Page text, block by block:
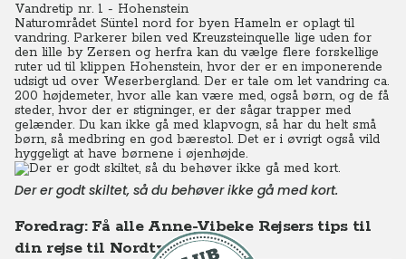
Vandretip nr. 1 - Hohenstein
Naturområdet Süntel nord for byen Hameln er oplagt til
vandring. Parkerer bilen ved Kreuzsteinquelle lige uden for
den lille by Zersen og herfra kan du vælge flere forskellige
ruter ud til klippen Hohenstein, hvor der er en imponerende
udsigt ud over Weserbergland. Der er tale om let vandring ca.
200 højdemeter, hvor alle kan være med, også børn, og de få
steder, hvor der er stigninger, er der sågar trapper med
gelænder. Du kan ikke gå med klapvogn, så har du helt små
børn, så medbring en god bærestol. Det er i øvrigt også vild
hyggeligt at have børnene i øjenhøjde.
Der er godt skiltet, så du behøver ikke gå med kort.
Foredrag: Få alle Anne-Vibeke Rejsers tips til
din rejse til Nordtyskland